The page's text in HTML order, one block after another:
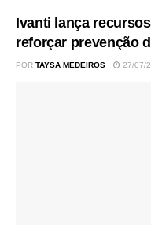
Ivanti lança
reforçar prevenção
POR TAYSA MEDEIROS 27/07/